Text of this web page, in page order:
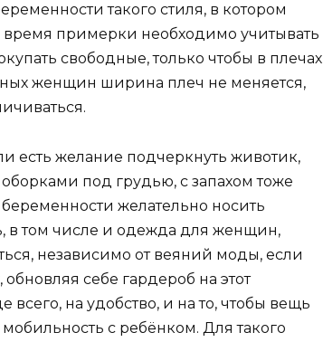
такого стиля, в котором
примерки необходимо учитывать
свободные, только чтобы в плечах
женщин ширина плеч не меняется,
есть желание подчеркнуть животик,
под грудью, с запахом тоже
желательно носить
в том числе и одежда для женщин,
независимо от веяний моды, если
себе гардероб на этот
на удобство, и на то, чтобы вещь
с ребёнком. Для такого